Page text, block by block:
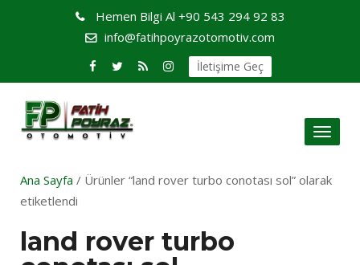
Hemen Bilgi Al +90 543 294 92 83
info@fatihpoyrazotomotiv.com
İletişime Geç
Toggle
Ana Sayfa / Ürünler “land rover turbo conotası sol” olarak
etiketlendi
land rover turbo